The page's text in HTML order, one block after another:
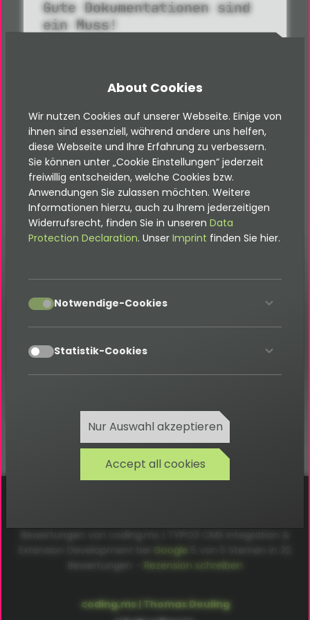
Gute Dokumentationen sind
ein Muss!
Documentations
Kategorie: S
coding.ms | Thomas Deuling
Bewertungen von coding.ms | TYPO3 CMS Integration &
Google
Bewertungen – Rezension schreiben
About Cookies
Wir nutzen Cookies auf unserer Webseite. Einige von
ihnen sind essenziell, während andere uns helfen,
diese Webseite und Ihre Erfahrung zu verbessern.
Sie können unter „Cookie Einstellungen“ jederzeit
freiwillig entscheiden, welche Cookies bzw.
Anwendungen Sie zulassen möchten. Weitere
Informationen hierzu, auch zu Ihrem jederzeitigen
Widerrufsrecht, finden Sie in unseren Data
Protection Declaration. Unser Imprint finden Sie hier.
accept Notwendige-Cookies
accept Statistik-Cookies
Nur Auswahl akzeptieren
Accept all cookies